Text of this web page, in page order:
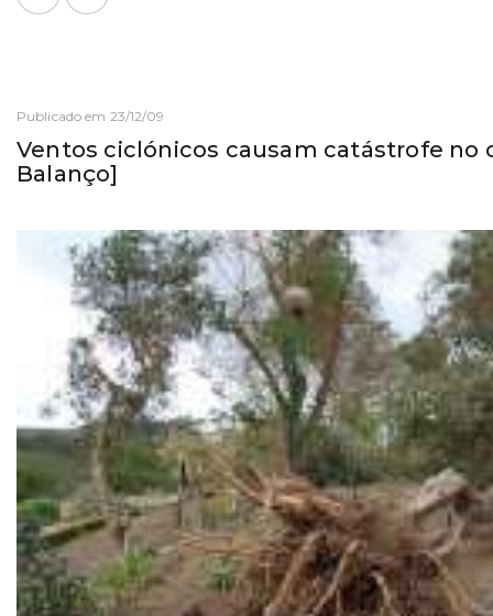
Publicado em 23/12/09
Ventos ciclónicos causam catástrofe no
Balanço]